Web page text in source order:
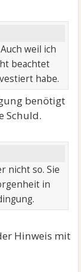
weil ich
beachtet
habe.
benötigt
Schuld.
nicht so. Sie
in
Hinweis mit